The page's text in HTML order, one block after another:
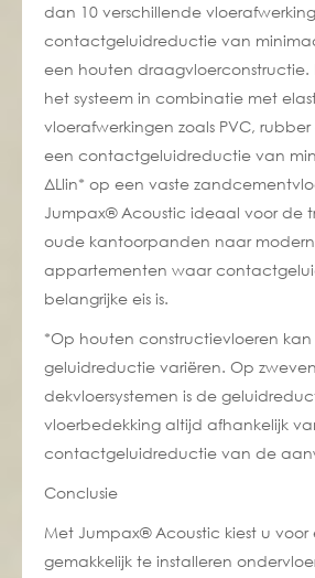
dan 10 verschillende
contactgeluidreductie van
een houten
het systeem in combinatie met
vloerafwerkingen zoals PVC,
een contactgeluidreductie van
ΔLlin* op een vaste
Jumpax® Acoustic ideaal voor de
oude kantoorpanden naar
appartementen waar
belangrijke eis is.
*Op houten constructievloeren
geluidreductie variëren. Op
dekvloersystemen is de
vloerbedekking altijd afhankelijk
contactgeluidreductie van de
Conclusie
Met Jumpax® Acoustic kiest u voor
gemakkelijk te installeren